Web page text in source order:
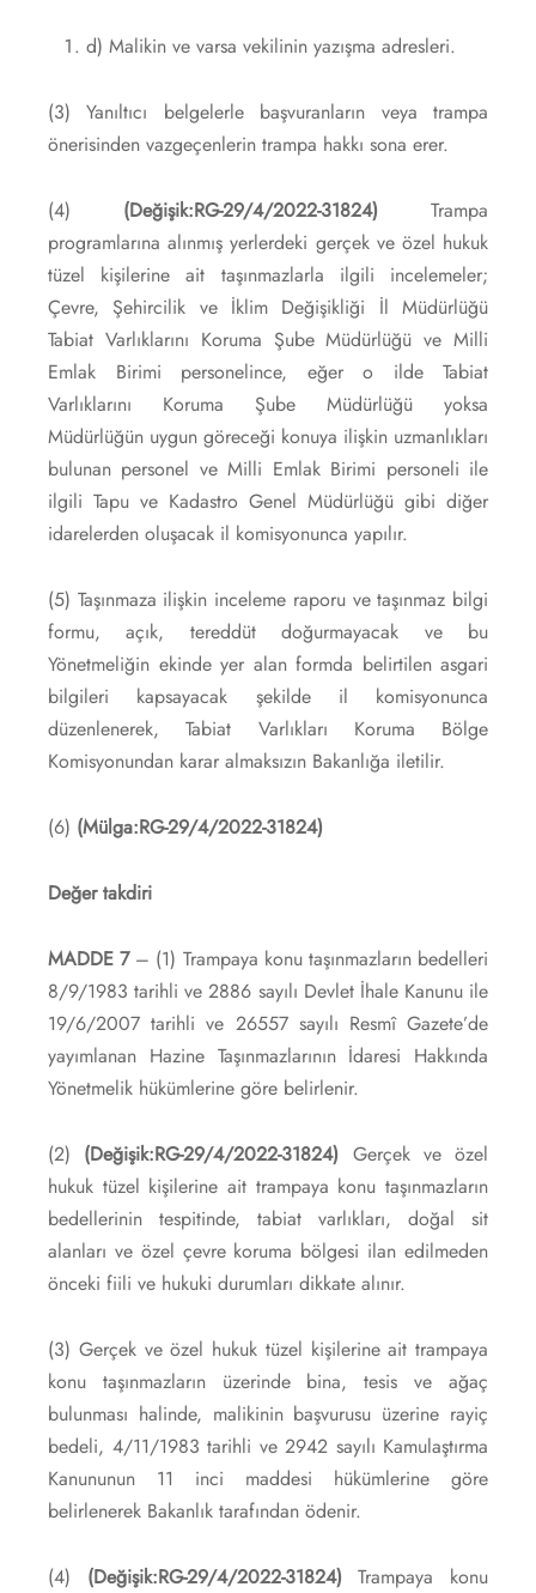
d) Malikin ve varsa vekilinin yazışma adresleri.
(3) Yanıltıcı belgelerle başvuranların veya trampa
önerisinden vazgeçenlerin trampa hakkı sona erer.
(4) (Değişik:RG-29/4/2022-31824) Trampa
programlarına alınmış yerlerdeki gerçek ve özel hukuk
tüzel kişilerine ait taşınmazlarla ilgili incelemeler;
Çevre, Şehircilik ve İklim Değişikliği İl Müdürlüğü
Tabiat Varlıklarını Koruma Şube Müdürlüğü ve Milli
Emlak Birimi personelince, eğer o ilde Tabiat
Varlıklarını Koruma Şube Müdürlüğü yoksa
Müdürlüğün uygun göreceği konuya ilişkin uzmanlıkları
bulunan personel ve Milli Emlak Birimi personeli ile
ilgili Tapu ve Kadastro Genel Müdürlüğü gibi diğer
idarelerden oluşacak il komisyonunca yapılır.
(5) Taşınmaza ilişkin inceleme raporu ve taşınmaz bilgi
formu, açık, tereddüt doğurmayacak ve bu
Yönetmeliğin ekinde yer alan formda belirtilen asgari
bilgileri kapsayacak şekilde il komisyonunca
düzenlenerek, Tabiat Varlıkları Koruma Bölge
Komisyonundan karar almaksızın Bakanlığa iletilir.
(6) (Mülga:RG-29/4/2022-31824)
Değer takdiri
MADDE 7– (1) Trampaya konu taşınmazların bedelleri
8/9/1983 tarihli ve 2886 sayılı Devlet İhale Kanunu ile
19/6/2007 tarihli ve 26557 sayılı Resmî Gazete’de
yayımlanan Hazine Taşınmazlarının İdaresi Hakkında
Yönetmelik hükümlerine göre belirlenir.
(2) (Değişik:RG-29/4/2022-31824) Gerçek ve özel
hukuk tüzel kişilerine ait trampaya konu taşınmazların
bedellerinin tespitinde, tabiat varlıkları, doğal sit
alanları ve özel çevre koruma bölgesi ilan edilmeden
önceki fiili ve hukuki durumları dikkate alınır.
(3) Gerçek ve özel hukuk tüzel kişilerine ait trampaya
konu taşınmazların üzerinde bina, tesis ve ağaç
bulunması halinde, malikinin başvurusu üzerine rayiç
bedeli, 4/11/1983 tarihli ve 2942 sayılı Kamulaştırma
Kanununun 11 inci maddesi hükümlerine göre
belirlenerek Bakanlık tarafından ödenir.
(4) (Değişik:RG-29/4/2022-31824) Trampaya konu